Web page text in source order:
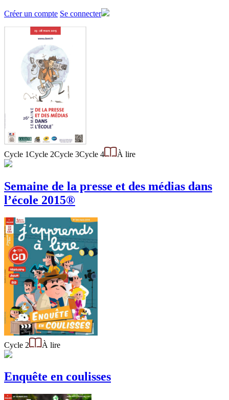
Créer un compte Se connecter
Cycle 1Cycle 2Cycle 3Cycle 4 À lire
Semaine de la presse et des médias dans
l’école 2015®
Cycle 2 À lire
Enquête en coulisses